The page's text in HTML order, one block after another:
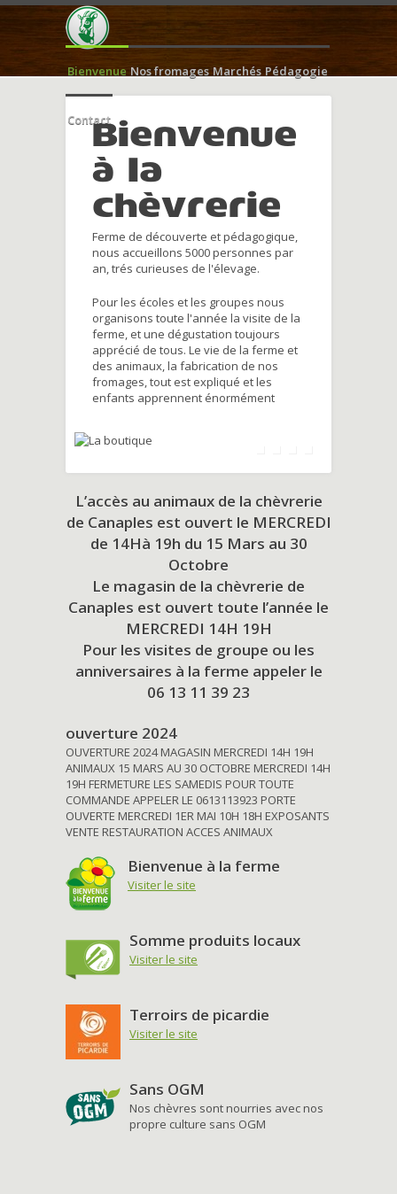
Bienvenue Nos fromages Marchés Pédagogie
ContactBienvenue
à la
chèvrerie
Ferme de découverte et pédagogique,
nous accueillons 5000 personnes par
an, trés curieuses de l'élevage.
Pour les écoles et les groupes nous
organisons toute l'année la visite de la
ferme, et une dégustation toujours
apprécié de tous. Le vie de la ferme et
des animaux, la fabrication de nos
fromages, tout est expliqué et les
enfants apprennent énormément
L’accès au animaux de la chèvrerie
de Canaples est ouvert le MERCREDI
de 14Hà 19h du 15 Mars au 30
Octobre
Le magasin de la chèvrerie de
Canaples est ouvert toute l’année le
MERCREDI 14H 19H
Pour les visites de groupe ou les
anniversaires à la ferme appeler le
06 13 11 39 23
ouverture 2024
OUVERTURE 2024 MAGASIN MERCREDI 14H 19H
ANIMAUX 15 MARS AU 30 OCTOBRE MERCREDI 14H
19H FERMETURE LES SAMEDIS POUR TOUTE
COMMANDE APPELER LE 0613113923 PORTE
OUVERTE MERCREDI 1ER MAI 10H 18H EXPOSANTS
VENTE RESTAURATION ACCES ANIMAUX
Bienvenue à la ferme
Visiter le site
Somme produits locaux
Visiter le site
Terroirs de picardie
Visiter le site
Sans OGM
Nos chèvres sont nourries avec nos
propre culture sans OGM